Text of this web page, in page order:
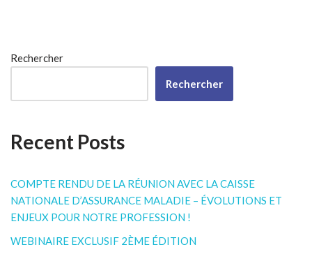
Rechercher
Rechercher
Recent Posts
COMPTE RENDU DE LA RÉUNION AVEC LA CAISSE
NATIONALE D’ASSURANCE MALADIE – ÉVOLUTIONS ET
ENJEUX POUR NOTRE PROFESSION !
WEBINAIRE EXCLUSIF 2ÈME ÉDITION